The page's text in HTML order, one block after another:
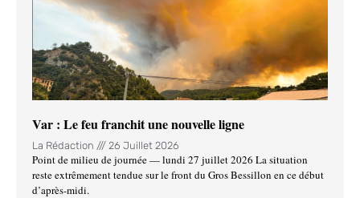
Var : Le feu franchit une nouvelle ligne
La Rédaction 26 Juillet 2026
Point de milieu de journée — lundi 27 juillet 2026 La situation
reste extrêmement tendue sur le front du Gros Bessillon en ce début
d’après-midi.